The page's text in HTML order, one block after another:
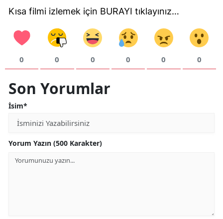
Van
Zonguldak
Aksaray
Kısa filmi izlemek için BURAYI tıklayınız…
0 0 0 0 0 0
Son Yorumlar
İsim*
Yorum Yazın (500 Karakter)